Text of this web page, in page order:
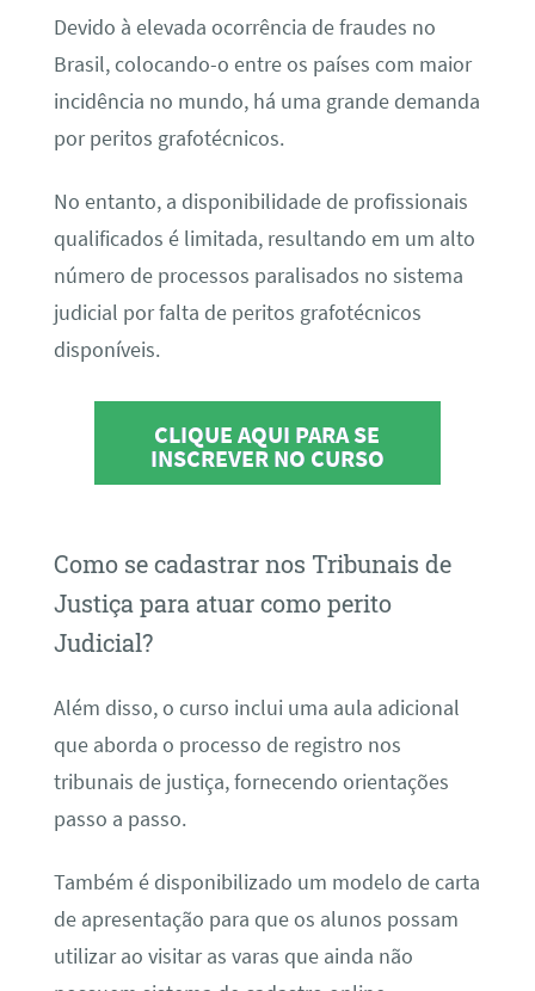
Devido à elevada ocorrência de fraudes no
Brasil, colocando-o entre os países com maior
incidência no mundo, há uma grande demanda
por peritos grafotécnicos.
No entanto, a disponibilidade de profissionais
qualificados é limitada, resultando em um alto
número de processos paralisados no sistema
judicial por falta de peritos grafotécnicos
disponíveis.
CLIQUE AQUI PARA SE
INSCREVER NO CURSO
Como se cadastrar nos Tribunais de
Justiça para atuar como perito
Judicial?
Além disso, o curso inclui uma aula adicional
que aborda o processo de registro nos
tribunais de justiça, fornecendo orientações
passo a passo.
Também é disponibilizado um modelo de carta
de apresentação para que os alunos possam
utilizar ao visitar as varas que ainda não